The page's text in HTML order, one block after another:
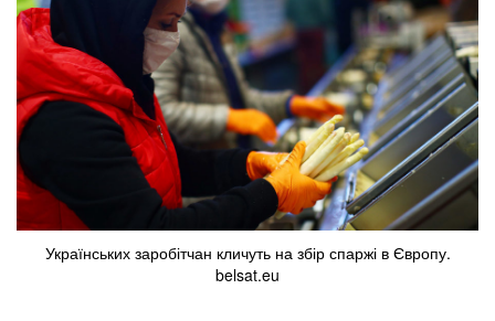
Українських заробітчан кличуть на збір спаржі в Європу.
belsat.eu